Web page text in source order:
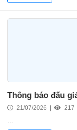
Thông báo đấu
21/07/2026 | 217
...